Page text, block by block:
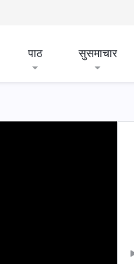
पाठ सुसमाचार